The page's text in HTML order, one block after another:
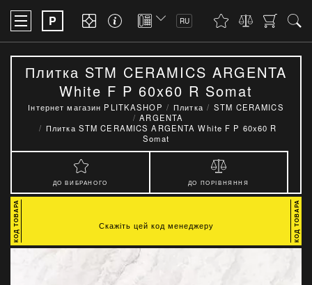
P RU
Плитка STM CERAMICS ARGENTA
White F P 60x60 R Somat
Інтернет магазин PLITKASHOP Плитка
STM CERAMICS
ARGENTA
Плитка STM CERAMICS ARGENTA White F P 60x60 R
Somat
ДО ВИБРАНОГО ДО ПОРІВНЯННЯ
Скажіть цей код менеджеру